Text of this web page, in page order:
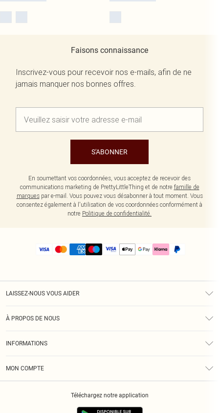
Faisons connaissance
Inscrivez-vous pour recevoir nos e-mails, afin de ne
jamais manquer nos bonnes offres.
S'ABONNER
En soumettant vos coordonnées, vous acceptez de recevoir des
communications marketing de PrettyLittleThing et de notre famille de
marquespar e-mail. Vous pouvez vous désabonner à tout moment. Vous
consentez également à l'utilisation de vos coordonnées conformément à
notre Politique de confidentialité.
LAISSEZ-NOUS VOUS AIDER
À PROPOS DE NOUS
INFORMATIONS
MON COMPTE
Téléchargez notre application